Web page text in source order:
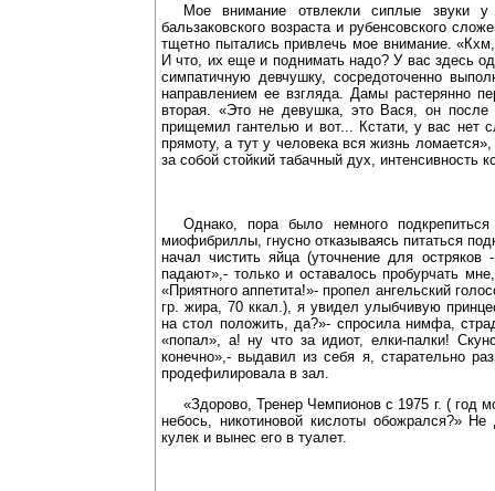
Мое внимание отвлекли сиплые звуки у
бальзаковского возраста и рубенсовского
тщетно пытались привлечь мое внимание.
И что, их еще и поднимать надо? У вас здесь
симпатичную девчушку, сосредоточенно
направлением ее взгляда. Дамы растерянно
вторая. «Это не девушка, это Вася, он после
прищемил гантелью и вот... Кстати, у вас нет
прямоту, а тут у человека вся жизнь
за собой стойкий табачный дух,
Однако, пора было немного
миофибриллы, гнусно отказываясь питаться
начал чистить яйца (уточнение для
падают»,- только и оставалось пробурчать
«Приятного аппетита!»- пропел ангельский
гр. жира, 70 ккал.), я увидел улыбчивую
на стол положить, да?»- спросила нимфа,
«попал», а! ну что за идиот, елки-палки!
конечно»,- выдавил из себя я, старательно
продефилировала в зал.
«Здорово, Тренер Чемпионов с 1975 г. ( год
небось, никотиновой кислоты обожрался?»
кулек и вынес его в туалет.